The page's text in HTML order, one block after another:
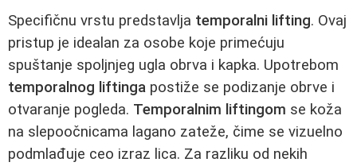
Specifičnu vrstu predstavlja temporalni lifting. Ovaj
pristup je idealan za osobe koje primećuju
spuštanje spoljnjeg ugla obrva i kapka. Upotrebom
temporalnog liftinga postiže se podizanje obrve i
otvaranje pogleda. Temporalnim liftingom se koža
na slepoočnicama lagano zateže, čime se vizuelno
podmlađuje ceo izraz lica. Za razliku od nekih